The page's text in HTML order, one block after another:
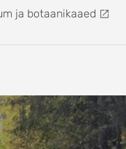
ja botaanikaaed